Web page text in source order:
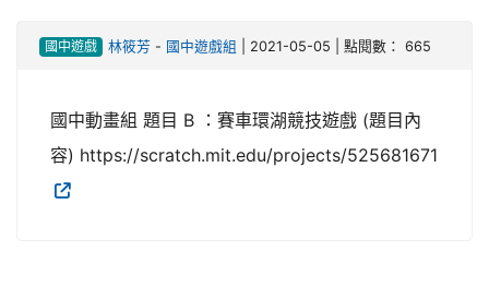
國中遊戲 林筱芳 - 國中遊戲組 | 2021-05-05 | 點閱數： 665
國中動畫組 題目 B ：賽車環湖競技遊戲 (題目內
容) https://scratch.mit.edu/projects/525681671